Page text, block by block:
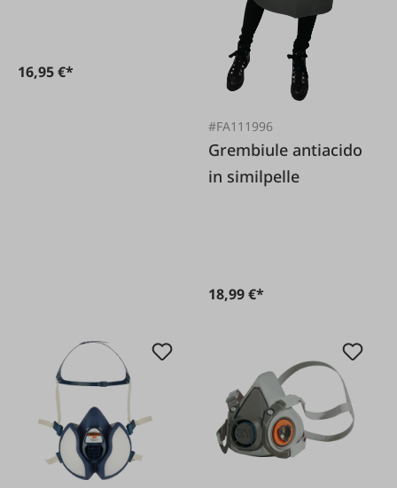
16,95 €*
#FA111996
Grembiule antiacido
in similpelle
18,99 €*